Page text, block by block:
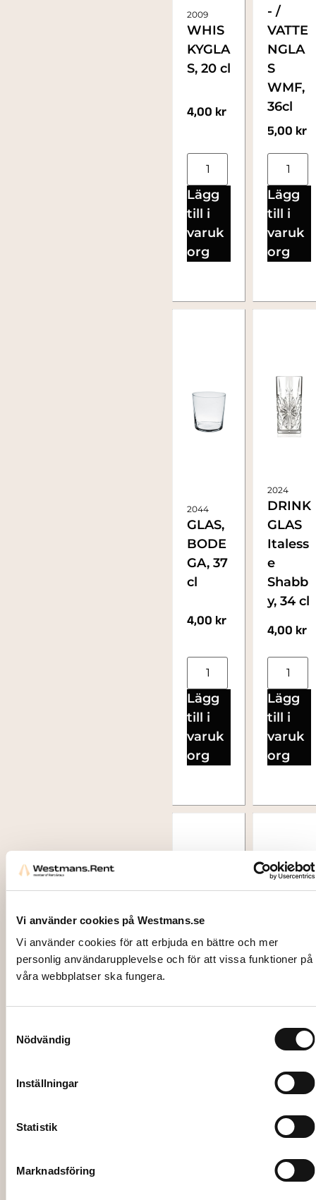
Vi använder cookies på Westmans.se
Vi använder cookies för att erbjuda en bättre och mer
personlig användarupplevelse och för att vissa funktioner på
våra webbplatser ska fungera.
Nödvändig
Inställningar
Statistik
Marknadsföring
2009
WHIS
KYGLA
S, 20 cl
4,00 kr
Lägg
till i
varuk
org
- /
VATTE
NGLA
S
WMF,
36cl
5,00 kr
Lägg
till i
varuk
org
2044
GLAS,
BODE
GA, 37
cl
4,00 kr
Lägg
till i
varuk
org
2024
DRINK
GLAS
Italess
e
Shabb
y, 34 cl
4,00 kr
Lägg
till i
varuk
org
LIBBE
LOWB
ALL,
35 cl
6,00kr